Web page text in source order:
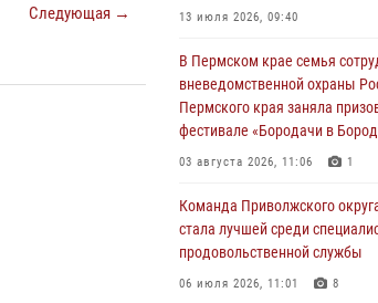
Следующая →
при задержании участников
группы в Пермском крае
28 июля 2026, 06:15
Сотрудник СОБР «Стрелец»
Росгвардией»
24 июля 2026, 08:45 2
Юные защитники порядка:
13 июля 2026, 09:40
В Пермском крае семья
вневедомственной охраны
Пермского края заняла
фестивале «Бородачи в
03 августа 2026, 11:06 1
Команда Приволжского
стала лучшей среди
продовольственной службы
06 июля 2026, 11:01 8